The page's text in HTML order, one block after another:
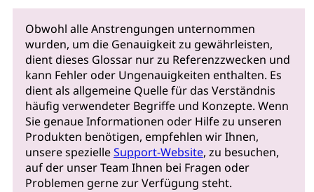
Obwohl alle Anstrengungen unternommen
wurden, um die Genauigkeit zu gewährleisten,
dient dieses Glossar nur zu Referenzzwecken und
kann Fehler oder Ungenauigkeiten enthalten. Es
dient als allgemeine Quelle für das Verständnis
häufig verwendeter Begriffe und Konzepte. Wenn
Sie genaue Informationen oder Hilfe zu unseren
Produkten benötigen, empfehlen wir Ihnen,
unsere spezielleSupport-Website, zu besuchen,
auf der unser Team Ihnen bei Fragen oder
Problemen gerne zur Verfügung steht.